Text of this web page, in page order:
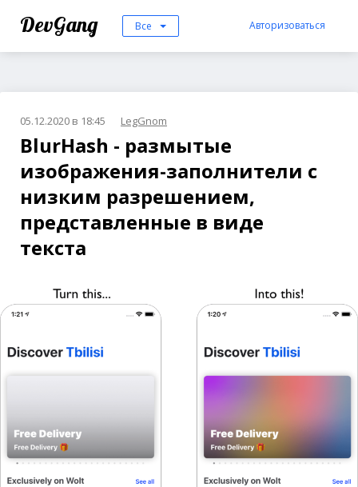
DevGang Все Авторизоваться
05.12.2020 в 18:45 LegGnom
BlurHash - размытые
изображения-заполнители с
низким разрешением,
представленные в виде
текста